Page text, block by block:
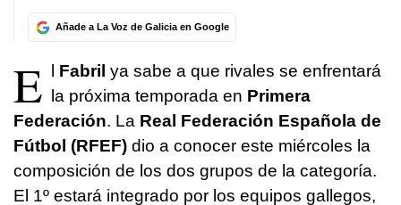
Añade a La Voz de Galicia en Google
E Fabril ya sabe a que rivales se enfrentará
la próxima temporada en Primera
Federación. La Real Federación Española de
Fútbol (RFEF) dio a conocer este miércoles la
composición de los dos grupos de la categoría.
El 1º estará integrado por los equipos gallegos,